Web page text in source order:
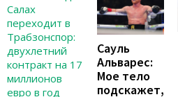
Сауль
Альварес:
Мое тело
подскажет,